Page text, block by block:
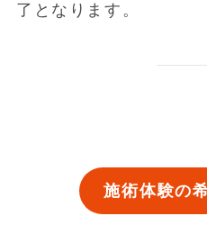
了となります。
施術体験の